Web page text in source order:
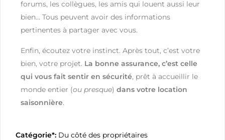
forums, les collègues, les amis qui louent aussi leur
bien… Tous peuvent avoir des informations
pertinentes à partager avec vous.
Enfin, écoutez votre instinct. Après tout, c’est votre
bien, votre projet. La bonne assurance, c’est celle
qui vous fait sentir en sécurité, prêt à accueillir le
monde entier (ou presque)dans votre location
saisonnière.
Catégorie*: Du côté des propriétaires